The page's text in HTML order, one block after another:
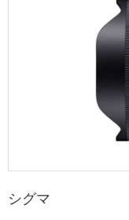
シグマ